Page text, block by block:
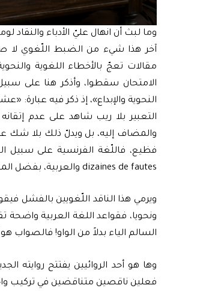
وما لبث أن انهال عليّ الأدباء والنقاد
آخر هذا شيء من الضبط اللّغوي لا
مقالات تعجّ بالأخطاء اللغوية
الامتحان سقطوا، وأذكر هنا على
النحوية والإبداع»، إذ ذكر فيه
التعبير بلا ريب شاهد على عدم
والمضاف إليه، بل ويدلّ ذلك بلا شك
dizaines de fautes والعربية، بفضل المضاف والمضاف إليه، في غنى عن ذلك.
ويرمي هذا الناقد اللّغويين بالفشل
ونحويا، فقواعد اللغة العربية واضحة
السالم الياء بدلاً من الواو! فالصواب
وها هو أحد الروائيين يفتتح روايته
فعلين ناقصين متناقضين في تركيب